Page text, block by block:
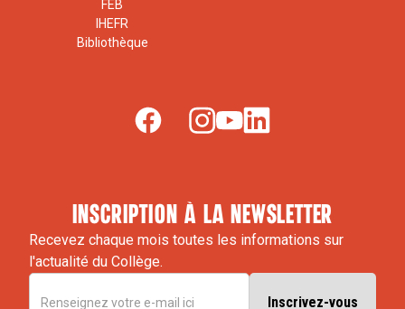
FEB
IHEFR
Bibliothèque
inscription à la newsletter
Recevez chaque mois toutes les informations sur
l'actualité du Collège.